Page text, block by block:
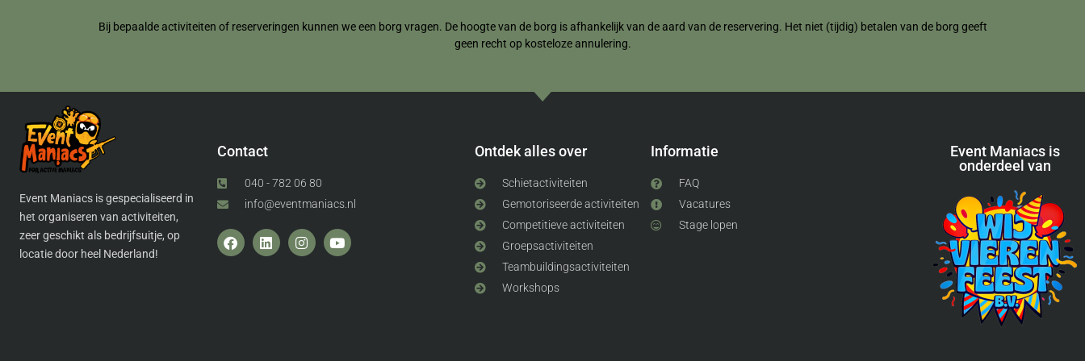
Bij bepaalde activiteiten of reserveringen kunnen we een borg vragen. De hoogte van de borg is afhankelijk van de aard van de reservering. Het niet (tijdig) betalen van de borg geeft
geen recht op kosteloze annulering.
Event Maniacs is gespecialiseerd in
het organiseren van activiteiten,
zeer geschikt als bedrijfsuitje, op
locatie door heel Nederland!
Contact
040 - 782 06 80
info@eventmaniacs.nl
Ontdek alles over
Schietactiviteiten
Gemotoriseerde activiteiten
Competitieve activiteiten
Groepsactiviteiten
Teambuildingsactiviteiten
Workshops
Informatie
FAQ
Vacatures
Stage lopen
Event Maniacs is
onderdeel van